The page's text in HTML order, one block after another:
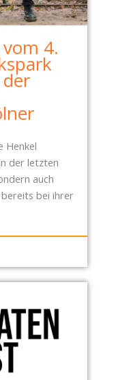
4.
Henkel
der letzten
auch
bereits bei ihrer